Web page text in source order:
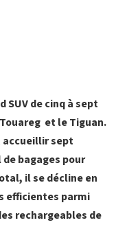
SUV de cinq à sept
et le Tiguan.
accueillir sept
de bagages pour
il se décline en
efficientes parmi
rechargeables de